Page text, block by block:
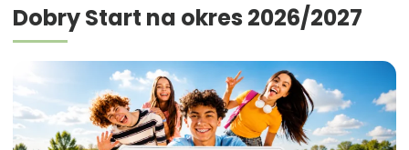
Dobry Start na okres 2026/2027